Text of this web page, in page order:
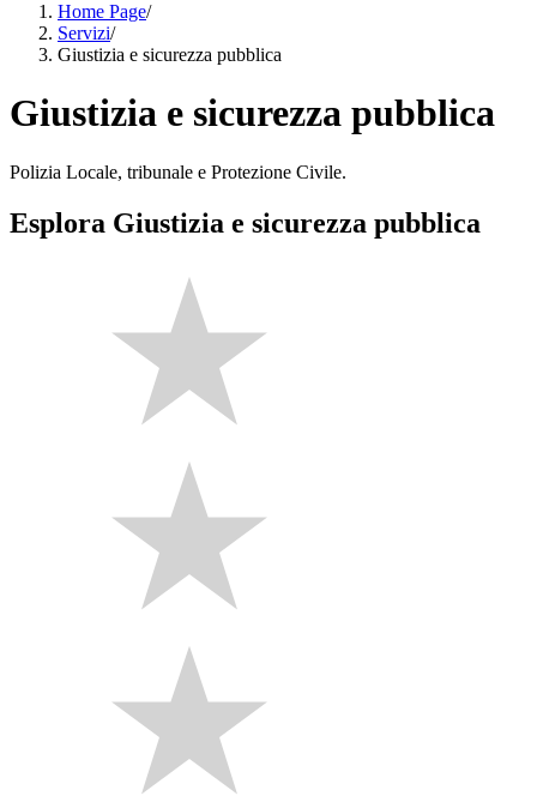
Home Page/
Servizi/
Giustizia e sicurezza pubblica
Giustizia e sicurezza pubblica
Polizia Locale, tribunale e Protezione Civile.
Esplora Giustizia e sicurezza pubblica